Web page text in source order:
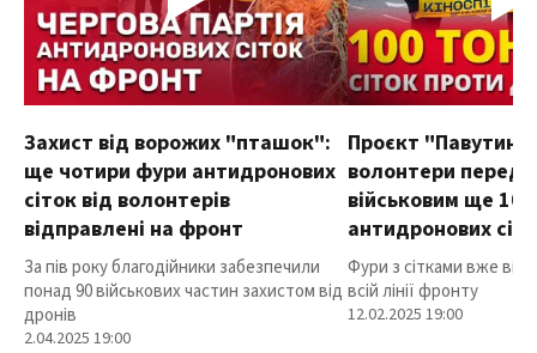
Захист від ворожих "пташок":
ще чотири фури антидронових
сіток від волонтерів
відправлені на фронт
За пів року благодійники забезпечили
понад 90 військових частин захистом від
дронів
2.04.2025 19:00
Проєкт
волонтери
військовим ще
антидронових
Фури з сітками вже
всій лінії фронту
12.02.2025 19:00